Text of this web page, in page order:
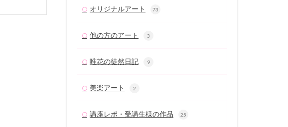
オリジナルアート 73
他の方のアート 3
唯花の徒然日記 9
美楽アート 2
講座レポ・受講生様の作品 25